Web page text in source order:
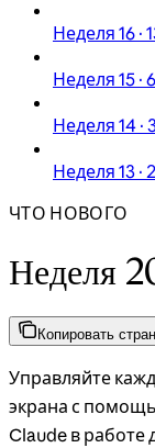
Неделя 16 ·
Неделя 15 ·
Неделя 14 ·
Неделя 13 ·
ЧТО НОВОГО
Неделя
Копировать
Управляйте
экрана с
Claude в работе